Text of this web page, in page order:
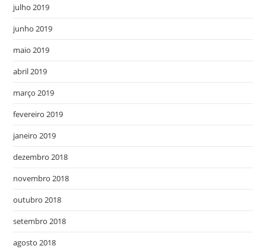
julho 2019
junho 2019
maio 2019
abril 2019
março 2019
fevereiro 2019
janeiro 2019
dezembro 2018
novembro 2018
outubro 2018
setembro 2018
agosto 2018